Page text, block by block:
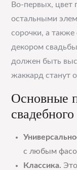
Во-первых, цвет
остальными
сорочки, а также
декором
должен быть
жаккард станут
Основные
с любым
Классика.